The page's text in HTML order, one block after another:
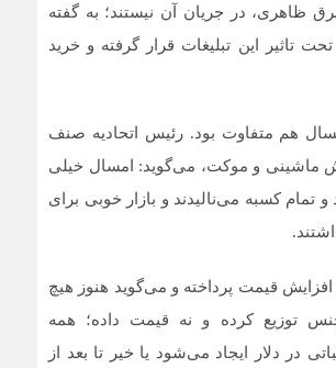
ظاهری، در جریان آن نیستند؛ به گفته
تاثیر این تبلیغات قرار گرفته و خرید
هم متفاوت بود. رئیس اتحادیه صنف
ماشینی و موکت، می‌گوید: امسال خیلی
تمام کسبه می‌نالیدند و بازار خوبی برای
قیمت پرداخته و می‌گوید هنوز هیچ
توزیع کرده و نه قیمت داده؛ همه
در دلار ایجاد می‌شود یا خیر تا بعد از